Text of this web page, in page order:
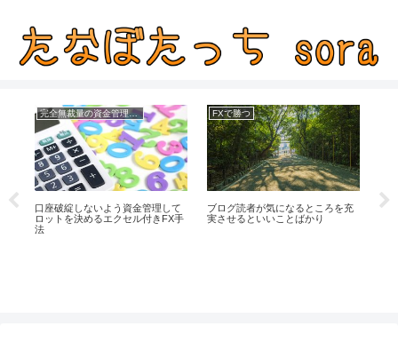
完全無裁量の資金管理FX
口座破綻しないよう資金管理して
ロットを決めるエクセル付きFX手
法
FXで勝つ
ブログ読者が気になるところを充
実させるといいことばかり
売